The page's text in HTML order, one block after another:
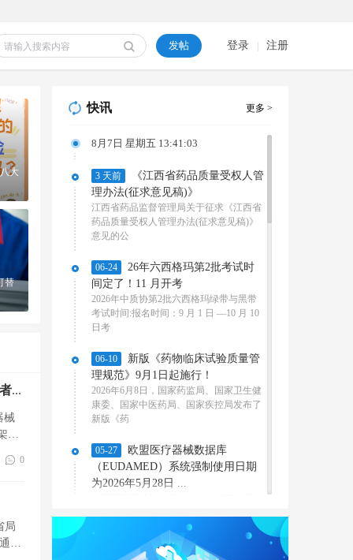
注册
登录
发帖
快讯
更多 >
8月7日 星期五 13:41:04
3 天前
《江西省药品质量受权人管
理办法(征求意见稿)》
江西省药品监督管理局关于征求《江西省
药品质量受权人管理办法(征求意见稿)》
意见的公
06-24
26年六西格玛第2批考试时
间定了！11 月开考
2026年中质协第2批六西格玛绿带与黑带
考试时间:报名时间：9 月 1 日 —10 月 10
日考
06-10
新版《药物临床试验质量管
理规范》9月1日起施行！
2026年6月8日，国家药监局、国家卫生健
康委、国家中医药局、国家疾控局发布了
新版《药
05-27
欧盟医疗器械数据库
（EUDAMED）系统强制使用日期
为2026年5月28日 ...
大
大
替
替
颅内支架系统SubMax——首个变径颅内支架系统，治疗以及预防颅内动脉粥样硬化患者卒中 ...
械
，
0
局